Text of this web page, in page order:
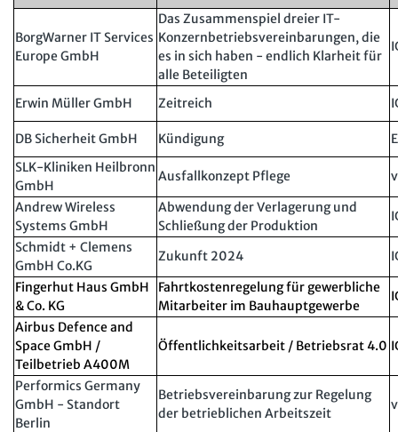
Deutscher Personalräte-Preis
Personalratsarbeit
TVöD | TV-L
Arbeitsschutz
Beschäftigtendatenschutz
Lexikon
JAV
Arbeit in der JAV
SBV
Arbeit in der SBV
MAV
Arbeit in der MAV
Bücher
Zeitschriften
Arbeitsrecht im Betrieb
Der Personalrat
Computer und Arbeit
Gute Arbeit
Betriebsrat und Mitbestimmung
Arbeitsschutz und Mitbestimmung
Fachmodule
Betriebsratswissen online
Beschäftigtendatenschutz online
Personalratswissen online
Schwerbehindertenrecht online
Arbeitszeit online
Software
Newsletter
Bund SHOP
Abo
BorgWarner IT Services
Europe GmbH
Das Zusammenspiel dreier IT-
Konzernbetriebsvereinbarungen, die
es in sich haben - endlich Klarheit für
alle Beteiligten
Erwin Müller GmbH Zeitreich
DB Sicherheit GmbH Kündigung
SLK-Kliniken Heilbronn
GmbH
Ausfallkonzept Pflege
Andrew Wireless
Systems GmbH
Abwendung der Verlagerung und
Schließung der Produktion
Schmidt + Clemens
GmbH Co.KG
Zukunft 2024
Fingerhut Haus GmbH
& Co. KG
Fahrtkostenregelung für gewerbliche
Mitarbeiter im Bauhauptgewerbe
Airbus Defence and
Space GmbH /
Teilbetrieb A400M
Öffentlichkeitsarbeit / Betriebsrat 4.0
Performics Germany
GmbH - Standort
Berlin
Betriebsvereinbarung zur Regelung
der betrieblichen Arbeitszeit